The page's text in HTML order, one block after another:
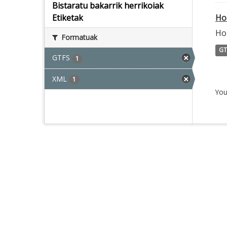
Bistaratu bakarrik herrikoiak
Etiketak
Formatuak
GTFS 1
XML 1